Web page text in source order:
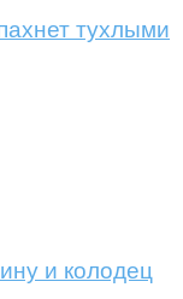
тухлыми
и колодец